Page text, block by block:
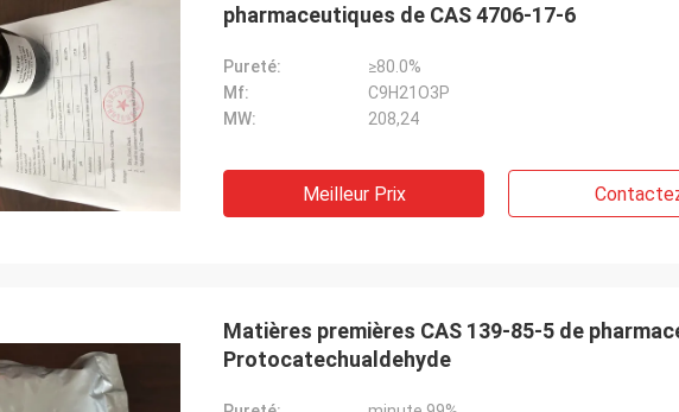
pharmaceutiques de CAS 4706-17-6
Pureté:
≥80.0%
Mf:
C9H21O3P
MW:
208,24
Meilleur Prix
Matières premières CAS 139-85-5 de
Protocatechualdehyde